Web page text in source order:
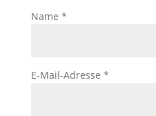
Name *
E-Mail-Adresse *